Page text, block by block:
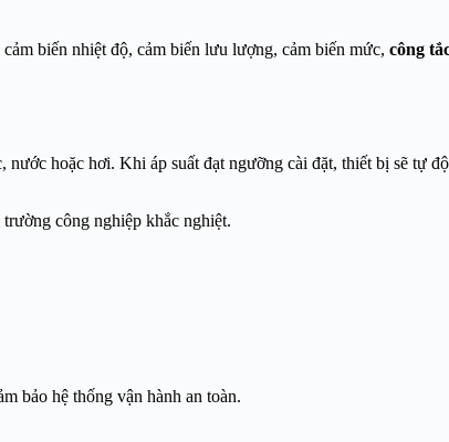
cảm biến nhiệt độ, cảm biến lưu lượng, cảm biến mức, công
hoặc hơi. Khi áp suất đạt ngưỡng cài đặt, thiết bị sẽ tự
công nghiệp khắc nghiệt.
bảo hệ thống vận hành an toàn.